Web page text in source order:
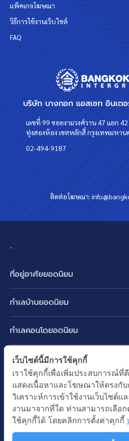
บริษัท บางกอก แอสเซท อินเต
เลขที่ 99 ซอยงามวงศ์วาน 47 แยก
ทุ่งสองห้อง เขตหลักสี่ กรุงเทพมหาน
02-494-9187
ติดต่อโฆษณา:
แพ็คเกจโฆษณา
วิธีการใช้งานเว็บไซต์
FAQ
-
ที่อยู่อาศัยยอดนิยม
ทาวน์เฮ้าส์ ทาวน์โฮม
คอนโดมิเนียม
อาคารพาณิชย์ ตึกแถว
ที่ดินเปล่า
อพาร์ทเม้นท์ หอพัก
ออฟฟิต สำนักงาน
โรงงาน โกดัง
ทำเลบ้านยอดนิยม
บางนา รามคำแหง 2
ปทุมธานี รังสิต ลำลูกกา
นนทบุรี บางใหญ่ บางบัวทอง
ทำเลคอนโดยอดนิยม
พระราม 9
อ่อนนุช ปุณณวิถี
รัชดาภิเษก ห้วยขวาง
ห้าแยกลาดพร้าว
ทำเล BTS ยอดนิยม
BTS ทองหล่อ
BTS เอกมัย
BTS พร้อมพงษ์
BTS อ่อนนุช
ทำเล MRT ยอดนิยม
MRT เพชรบุรี
MRT พระราม 9
คำค้นยอดนิยม
บ้านมือสอง
เว็บไซต์นี้มีการใช้คุกกี้
เราใช้คุกกี้เพื่อเพิ่มประสบการณ์ที่
แสดงเนื้อหาและโฆษณาให้ตรงกั
วิเคราะห์การเข้าใช้งานเว็บไซต์แ
งานมาจากที่ใด ท่านสามารถเลือ
ใช้คุกกี้ได้ โดยคลิกการตั้งค่าคุกกี้